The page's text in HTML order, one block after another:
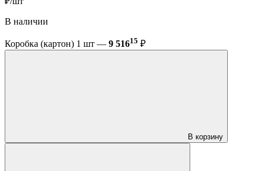
В наличии
Коробка (картон) 1 шт — 9 51615 ₽
В корзину